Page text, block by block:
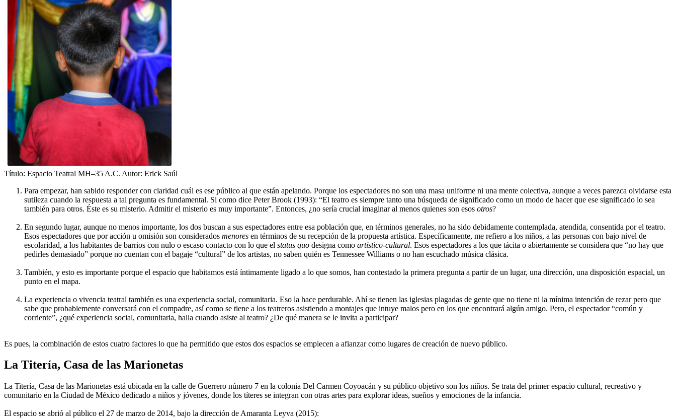
Título: Espacio Teatral MH–35 A.C. Autor: Erick Saúl
Para empezar, han sabido responder con claridad cuál es ese público al que están apelando. Porque los espectadores no son una masa uniforme ni una mente colectiva, aunque a veces parezca olvidarse esta
sutileza cuando la respuesta a tal pregunta es fundamental. Si como dice Peter Brook (1993): “El teatro es siempre tanto una búsqueda de significado como un modo de hacer que ese significado lo sea
también para otros. Éste es su misterio. Admitir el misterio es muy importante”. Entonces, ¿no sería crucial imaginar al menos quienes son esos otros?
En segundo lugar, aunque no menos importante, los dos buscan a sus espectadores entre esa población que, en términos generales, no ha sido debidamente contemplada, atendida, consentida por el teatro.
Esos espectadores que por acción u omisión son considerados menores en términos de su recepción de la propuesta artística. Específicamente, me refiero a los niños, a las personas con bajo nivel de
escolaridad, a los habitantes de barrios con nulo o escaso contacto con lo que el status quo designa como artístico-cultural. Esos espectadores a los que tácita o abiertamente se considera que “no hay que
pedirles demasiado” porque no cuentan con el bagaje “cultural” de los artistas, no saben quién es Tennessee Williams o no han escuchado música clásica.
También, y esto es importante porque el espacio que habitamos está íntimamente ligado a lo que somos, han contestado la primera pregunta a partir de un lugar, una dirección, una disposición espacial, un
punto en el mapa.
La experiencia o vivencia teatral también es una experiencia social, comunitaria. Eso la hace perdurable. Ahí se tienen las iglesias plagadas de gente que no tiene ni la mínima intención de rezar pero que
sabe que probablemente conversará con el compadre, así como se tiene a los teatreros asistiendo a montajes que intuye malos pero en los que encontrará algún amigo. Pero, el espectador “común y
corriente”, ¿qué experiencia social, comunitaria, halla cuando asiste al teatro? ¿De qué manera se le invita a participar?
Es pues, la combinación de estos cuatro factores lo que ha permitido que estos dos espacios se empiecen a afianzar como lugares de creación de nuevo público.
La Titería, Casa de las Marionetas
La Titería, Casa de las Marionetas está ubicada en la calle de Guerrero número 7 en la colonia Del Carmen Coyoacán y su público objetivo son los niños. Se trata del primer espacio cultural, recreativo y
comunitario en la Ciudad de México dedicado a niños y jóvenes, donde los títeres se integran con otras artes para explorar ideas, sueños y emociones de la infancia.
El espacio se abrió al público el 27 de marzo de 2014, bajo la dirección de Amaranta Leyva (2015):